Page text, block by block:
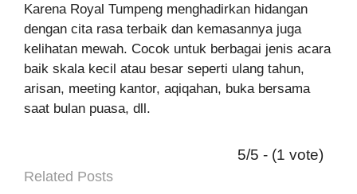
Karena Royal Tumpeng menghadirkan hidangan
dengan cita rasa terbaik dan kemasannya juga
kelihatan mewah. Cocok untuk berbagai jenis acara
baik skala kecil atau besar seperti ulang tahun,
arisan, meeting kantor, aqiqahan, buka bersama
saat bulan puasa, dll.
5/5 - (1 vote)
Related Posts